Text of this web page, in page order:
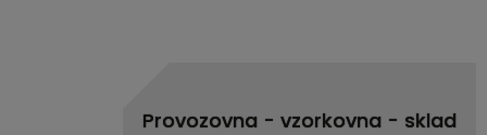
Provozovna - vzorkovna - sklad